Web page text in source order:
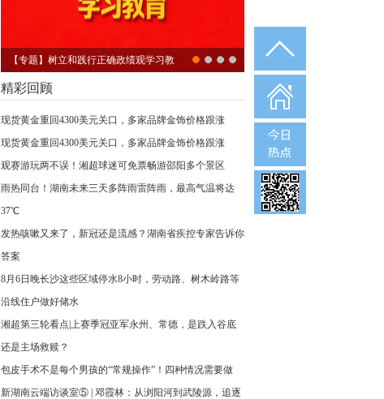
【专题】树立和践行正确政绩观学习教
育
精彩回顾
现货黄金重回4300美元关口，多家品牌金饰价格跟涨
现货黄金重回4300美元关口，多家品牌金饰价格跟涨
观赛游玩两不误！湘超球迷可免票畅游邵阳多个景区
雨热同台！湖南未来三天多阵雨雷阵雨，最高气温将达
37℃
发热咳嗽又来了，新冠还是流感？湖南省疾控专家告诉你
答案
8月6日晚长沙这些区域停水8小时，劳动路、树木岭路等
沿线住户做好储水
湘超第三轮看点|上赛季冠亚军永州、常德，是跌入谷底
还是主场救赎？
包皮手术不是每个男孩的“常规操作”！四种情况需要做
新湖南云端访谈室⑤ | 邓霞林：从浏阳河到武陵源，追逐